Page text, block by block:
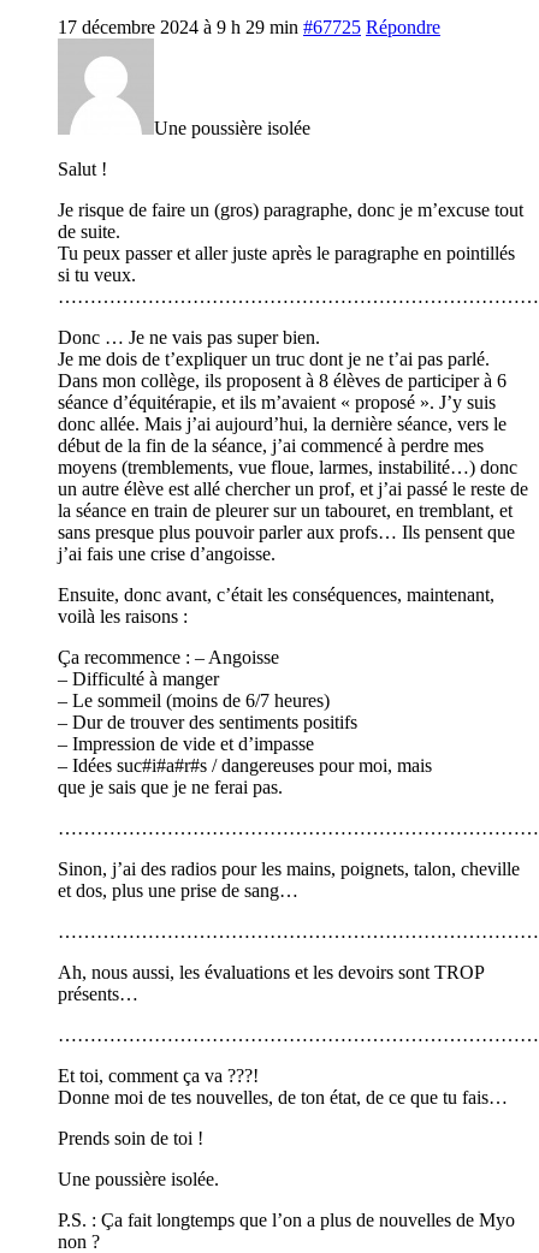
17 décembre 2024 à 9 h 29 min #67725 Répondre
Une poussière isolée
Salut !
Je risque de faire un (gros) paragraphe, donc je m’excuse tout
de suite.
Tu peux passer et aller juste après le paragraphe en pointillés
si tu veux.
Donc … Je ne vais pas super bien.
Je me dois de t’expliquer un truc dont je ne t’ai pas parlé.
Dans mon collège, ils proposent à 8 élèves de participer à 6
séance d’équitérapie, et ils m’avaient « proposé ». J’y suis
donc allée. Mais j’ai aujourd’hui, la dernière séance, vers le
début de la fin de la séance, j’ai commencé à perdre mes
moyens (tremblements, vue floue, larmes, instabilité…) donc
un autre élève est allé chercher un prof, et j’ai passé le reste de
la séance en train de pleurer sur un tabouret, en tremblant, et
sans presque plus pouvoir parler aux profs… Ils pensent que
j’ai fais une crise d’angoisse.
Ensuite, donc avant, c’était les conséquences, maintenant,
voilà les raisons :
Ça recommence : – Angoisse
– Difficulté à manger
– Le sommeil (moins de 6/7 heures)
– Dur de trouver des sentiments positifs
– Impression de vide et d’impasse
– Idées suc#i#a#r#s / dangereuses pour moi, mais
que je sais que je ne ferai pas.
Sinon, j’ai des radios pour les mains, poignets, talon, cheville
et dos, plus une prise de sang…
Ah, nous aussi, les évaluations et les devoirs sont TROP
présents…
Et toi, comment ça va ???!
Donne moi de tes nouvelles, de ton état, de ce que tu fais…
Prends soin de toi !
Une poussière isolée.
P.S. : Ça fait longtemps que l’on a plus de nouvelles de Myo
non ?